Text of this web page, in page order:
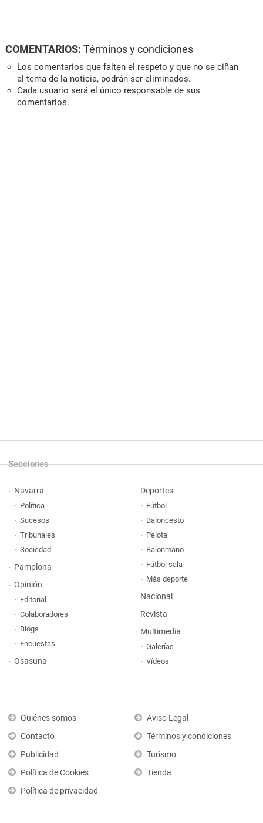
COMENTARIOS: Términos y condiciones
Los comentarios que falten el respeto y que no se ciñan
al tema de la noticia, podrán ser eliminados.
Cada usuario será el único responsable de sus
comentarios.
Secciones
Navarra
Política
Sucesos
Tribunales
Sociedad
Pamplona
Opinión
Editorial
Colaboradores
Blogs
Encuestas
Osasuna
Deportes
Fútbol
Baloncesto
Pelota
Balonmano
Fútbol sala
Más deporte
Nacional
Revista
Multimedia
Galerías
Vídeos
Quiénes somos
Contacto
Publicidad
Política de Cookies
Política de privacidad
Aviso Legal
Términos y condiciones
Turismo
Tienda